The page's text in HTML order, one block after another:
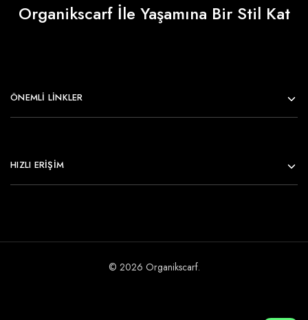
Organikscarf İle Yaşamına Bir Stil Kat
ÖNEMLI LINKLER
HIZLI ERİŞİM
© 2026 Organikscarf.